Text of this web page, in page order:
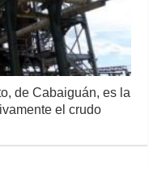
de Cabaiguán, es la
el crudo